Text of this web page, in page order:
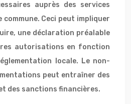
auprès des services
Ceci peut impliquer
une déclaration préalable
autorisations en fonction
locale. Le non-
peut entraîner des
des sanctions financières.